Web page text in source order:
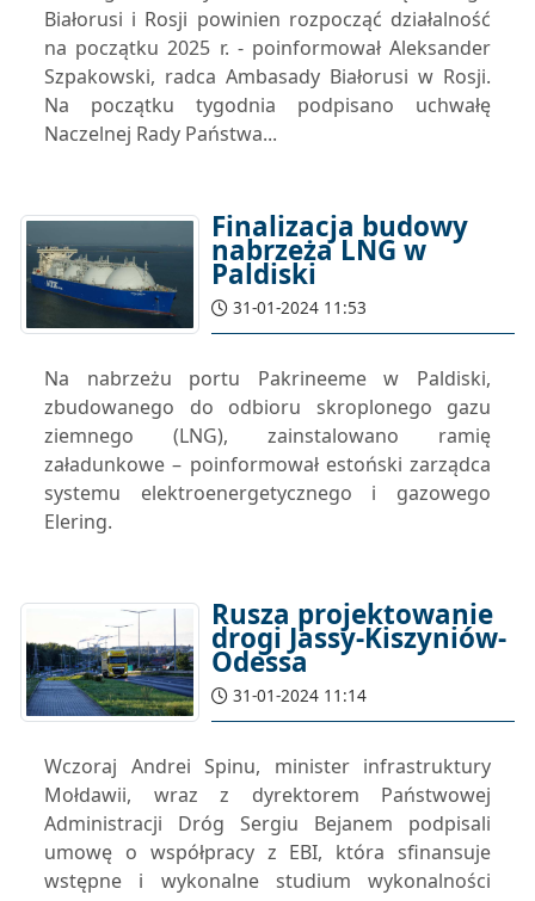
Białorusi i Rosji powinien rozpocząć działalność
na początku 2025 r. - poinformował Aleksander
Szpakowski, radca Ambasady Białorusi w Rosji.
Na początku tygodnia podpisano uchwałę
Naczelnej Rady Państwa...
Finalizacja budowy
nabrzeża LNG w
Paldiski
31-01-2024 11:53
Na nabrzeżu portu Pakrineeme w Paldiski,
zbudowanego do odbioru skroplonego gazu
ziemnego (LNG), zainstalowano ramię
załadunkowe – poinformował estoński zarządca
systemu elektroenergetycznego i gazowego
Elering.
Rusza projektowanie
drogi Jassy-Kiszyniów-
Odessa
31-01-2024 11:14
Wczoraj Andrei Spinu, minister infrastruktury
Mołdawii, wraz z dyrektorem Państwowej
Administracji Dróg Sergiu Bejanem podpisali
umowę o współpracy z EBI, która sfinansuje
wstępne i wykonalne studium wykonalności